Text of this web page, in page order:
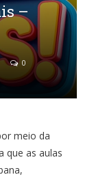
–
0
meio da
que as aulas